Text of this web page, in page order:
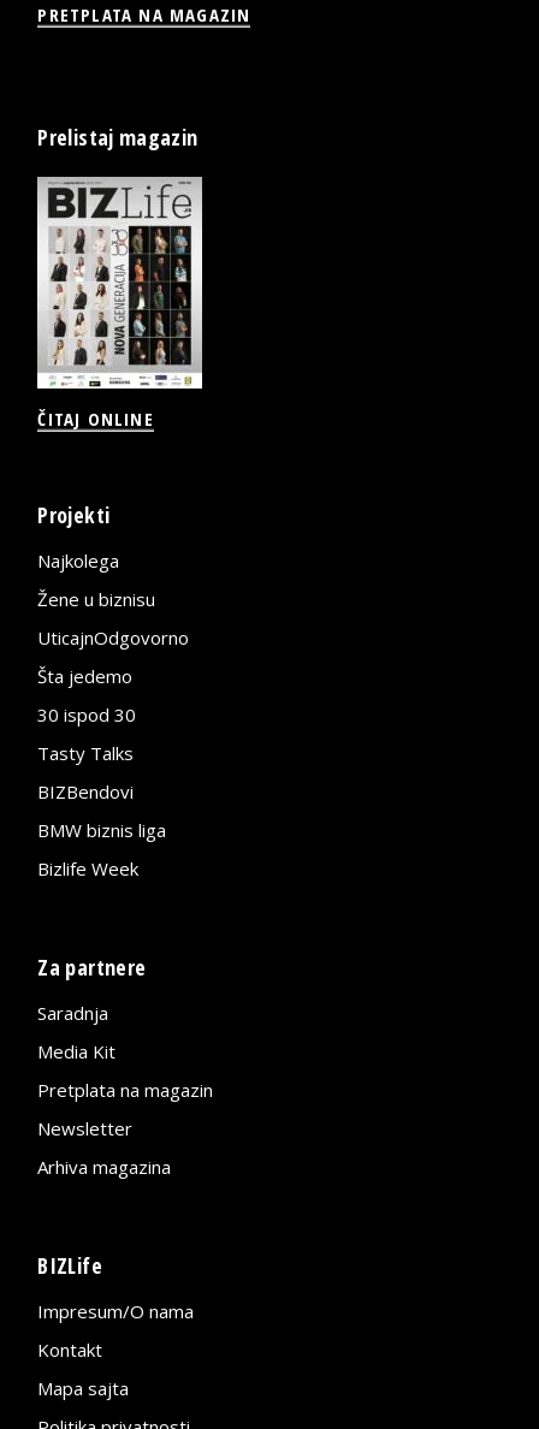
PRETPLATA NA MAGAZIN
Prelistaj magazin
ČITAJ ONLINE
Projekti
Najkolega
Žene u biznisu
UticajnOdgovorno
Šta jedemo
30 ispod 30
Tasty Talks
BIZBendovi
BMW biznis liga
Bizlife Week
Za partnere
Saradnja
Media Kit
Pretplata na magazin
Newsletter
Arhiva magazina
BIZLife
Impresum/O nama
Kontakt
Mapa sajta